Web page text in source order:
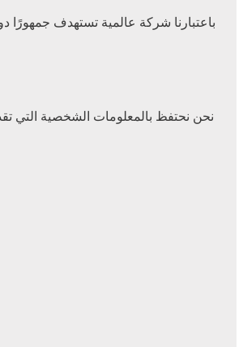
باعتبارنا شركة عالمية تستهدف جمهورًا
نحن نحتفظ بالمعلومات الشخصية التي